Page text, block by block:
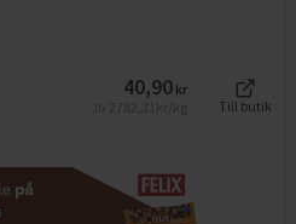
40,90 kr
Till butik